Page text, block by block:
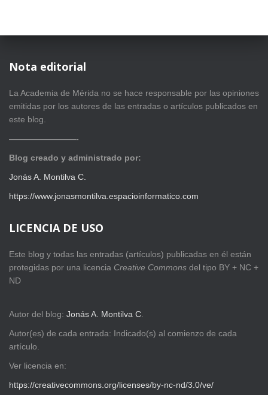
Nota editorial
La Academia de Mérida no se hace responsable por las opiniones
emitidas por los autores de las entradas o artículos publicados en
este blog.
————————-
Blog creado y administrado por:
Jonás A. Montilva C.
https://www.jonasmontilva.espacioinformatico.com
LICENCIA DE USO
Este blog y todas las entradas (artículos) publicadas en él están
protegidas por una licencia Creative Commons del tipo BY + NC +
ND
Autor del blog: Jonás A. Montilva C
Autor(es) de cada entrada: Indicado(s) al comienzo de cada
artículo.
Ver licencia en:
https://creativecommons.org/licenses/by-nc-nd/3.0/ve/